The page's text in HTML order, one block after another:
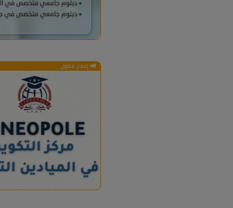
إعلان ممول